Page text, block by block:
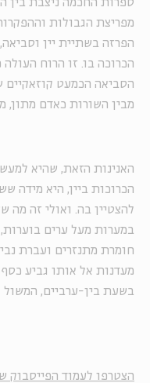
ספרות החכמה ניצבת בין
מפריצת הגבולות
הפרזה בשתיית יין
הכרוכה בו. זו הרוח
הסביאה הכמעט קוזאקיים
מבין השורות כאדם מתון,
האנינות הזאת, שהיא
הכרוכות ביין, היא מידה
להצטיין בה. ואולי זה מה
במערות מעל ערים
חומרת מתנזרים ועברת
מעדנות אל אותו גביע
בשעת בין-ערביים, המשול
הצטרפו לעמוד הפייסבוק